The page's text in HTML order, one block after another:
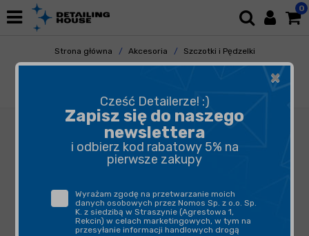
0
Strona główna Akcesoria
Szczotki i Pędzelki
Do Kół
×
Cześć Detailerze! :)
Zapisz się do naszego
newslettera
i odbierz kod rabatowy 5% na
pierwsze zakupy
Wyrażam zgodę na przetwarzanie moich
danych osobowych przez Nomos Sp. z o.o. Sp.
K. z siedzibą w Straszynie (Agrestowa 1,
Rekcin) w celach marketingowych, w tym na
przesyłanie informacji handlowych drogą